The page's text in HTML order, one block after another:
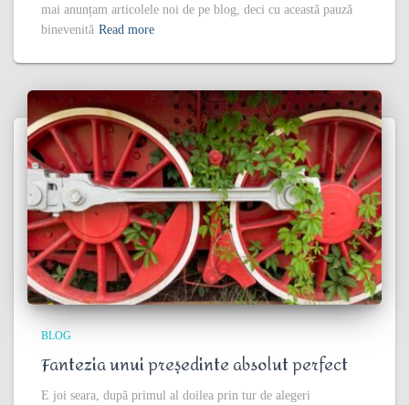
mai anunțam articolele noi de pe blog, deci cu această pauză
binevenită Read more
BLOG
Fantezia unui președinte absolut perfect
E joi seara, după primul al doilea prin tur de alegeri